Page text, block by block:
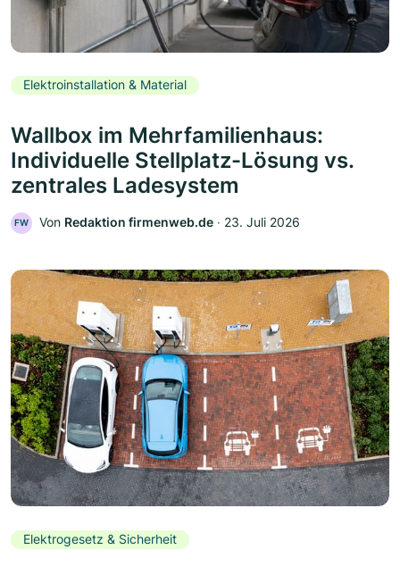
Elektroinstallation & Material
Wallbox im Mehrfamilienhaus:
Individuelle Stellplatz-Lösung vs.
zentrales Ladesystem
FW Von Redaktion firmenweb.de ‧ 23. Juli 2026
Elektrogesetz & Sicherheit